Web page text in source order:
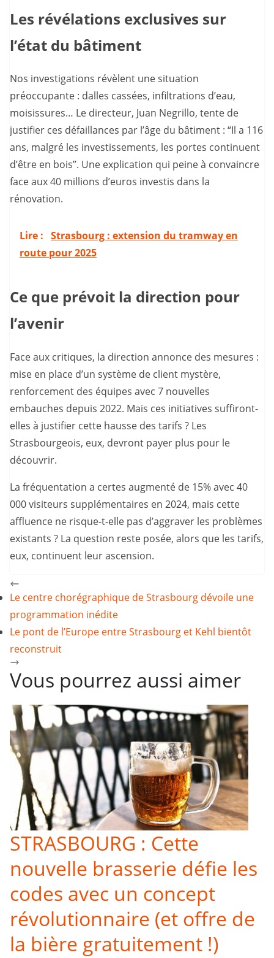
Les révélations exclusives sur
l’état du bâtiment
Nos investigations révèlent une situation
préoccupante : dalles cassées, infiltrations d’eau,
moisissures… Le directeur, Juan Negrillo, tente de
justifier ces défaillances par l’âge du bâtiment : “Il a 116
ans, malgré les investissements, les portes continuent
d’être en bois”. Une explication qui peine à convaincre
face aux 40 millions d’euros investis dans la
rénovation.
Lire : Strasbourg : extension du tramway en
route pour 2025
Ce que prévoit la direction pour
l’avenir
Face aux critiques, la direction annonce des mesures :
mise en place d’un système de client mystère,
renforcement des équipes avec 7 nouvelles
embauches depuis 2022. Mais ces initiatives suffiront-
elles à justifier cette hausse des tarifs ? Les
Strasbourgeois, eux, devront payer plus pour le
découvrir.
La fréquentation a certes augmenté de 15% avec 40
000 visiteurs supplémentaires en 2024, mais cette
affluence ne risque-t-elle pas d’aggraver les problèmes
existants ? La question reste posée, alors que les tarifs,
eux, continuent leur ascension.
Le centre chorégraphique de Strasbourg dévoile une
programmation inédite
Le pont de l’Europe entre Strasbourg et Kehl bientôt
reconstruit
Vous pourrez aussi aimer
STRASBOURG : Cette
nouvelle brasserie défie les
codes avec un concept
révolutionnaire (et offre de
la bière gratuitement !)